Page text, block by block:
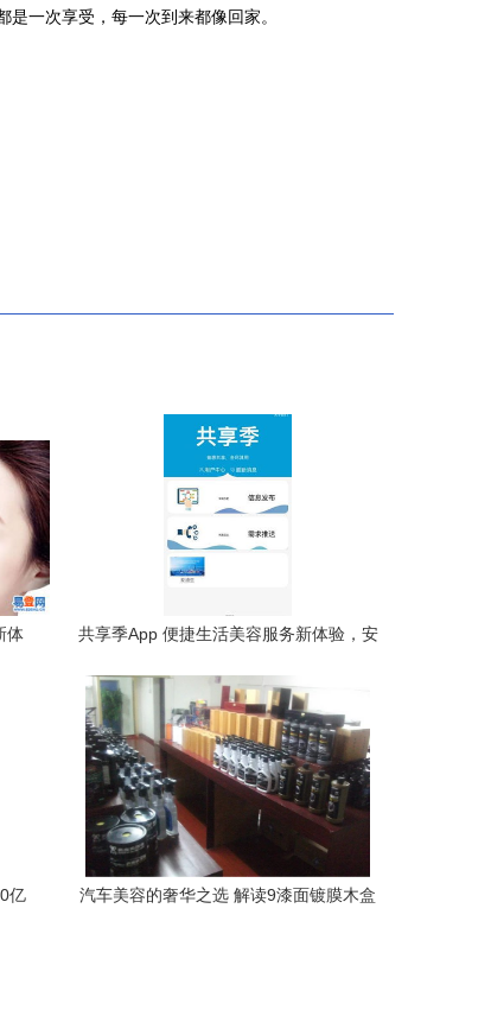
一次享受，每一次到来都像回家。
体
共享季App 便捷生活美容服务新体验，安
亿
汽车美容的奢华之选 解读9漆面镀膜木盒